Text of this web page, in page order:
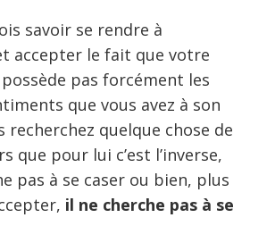
savoir se rendre à
accepter le fait que votre
pas forcément les
que vous avez à son
recherchez quelque chose de
que pour lui c’est l’inverse,
pas à se caser ou bien, plus
il ne cherche pas à se